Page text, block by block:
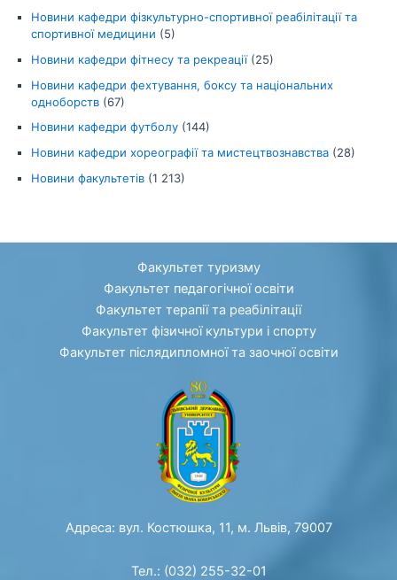
Новини кафедри фізкультурно-спортивної реабілітації та
спортивної медицини (5)
Новини кафедри фітнесу та рекреації(25)
Новини кафедри фехтування, боксу та національних
одноборств (67)
Новини кафедри футболу (144)
Новини кафедри хореографії та мистецтвознавства (28)
Новини факультетів (1 213)
Факультет туризму
Факультет педагогічної освіти
Факультет терапії та реабілітації
Факультет фізичної культури і спорту
Факультет післядипломної та заочної освіти
Адреса: вул. Костюшка, 11, м. Львів, 79007
Тел.: (032) 255-32-01